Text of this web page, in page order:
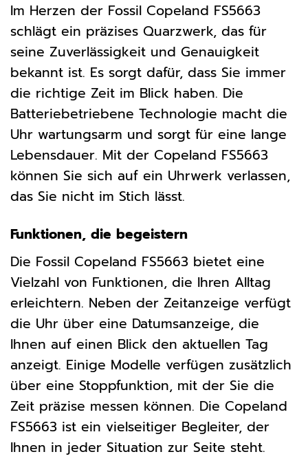
Im Herzen der Fossil Copeland FS5663
schlägt ein präzises Quarzwerk, das für
seine Zuverlässigkeit und Genauigkeit
bekannt ist. Es sorgt dafür, dass Sie immer
die richtige Zeit im Blick haben. Die
Batteriebetriebene Technologie macht die
Uhr wartungsarm und sorgt für eine lange
Lebensdauer. Mit der Copeland FS5663
können Sie sich auf ein Uhrwerk verlassen,
das Sie nicht im Stich lässt.
Funktionen, die begeistern
Die Fossil Copeland FS5663 bietet eine
Vielzahl von Funktionen, die Ihren Alltag
erleichtern. Neben der Zeitanzeige verfügt
die Uhr über eine Datumsanzeige, die
Ihnen auf einen Blick den aktuellen Tag
anzeigt. Einige Modelle verfügen zusätzlich
über eine Stoppfunktion, mit der Sie die
Zeit präzise messen können. Die Copeland
FS5663 ist ein vielseitiger Begleiter, der
Ihnen in jeder Situation zur Seite steht.